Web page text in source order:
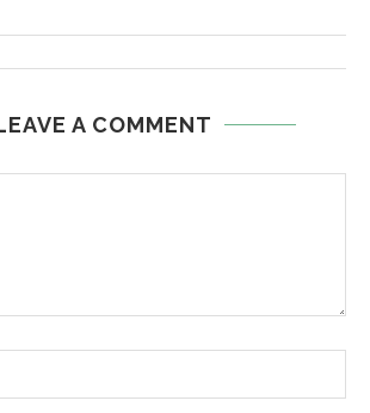
A COMMENT